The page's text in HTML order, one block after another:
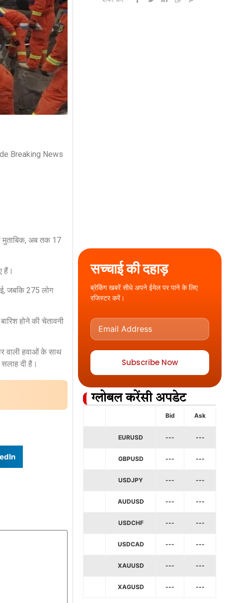
Breaking News
मुताबिक, अब तक 17
हैं।
जबकि 275 लोग
होने की चेतावनी
वाली हवाओं के साथ
दी है।
सच्चाई की दहाड़
ब्रेकिंग खबरें सीधे अपने ईमेल पर पाने के लिए
रजिस्टर करें।
Subscribe Now
ग्लोबल करेंसी अपडेट
Bid Ask
EURUSD --- ---
GBPUSD --- ---
USDJPY --- ---
AUDUSD --- ---
USDCHF --- ---
USDCAD --- ---
XAUUSD --- ---
XAGUSD --- ---